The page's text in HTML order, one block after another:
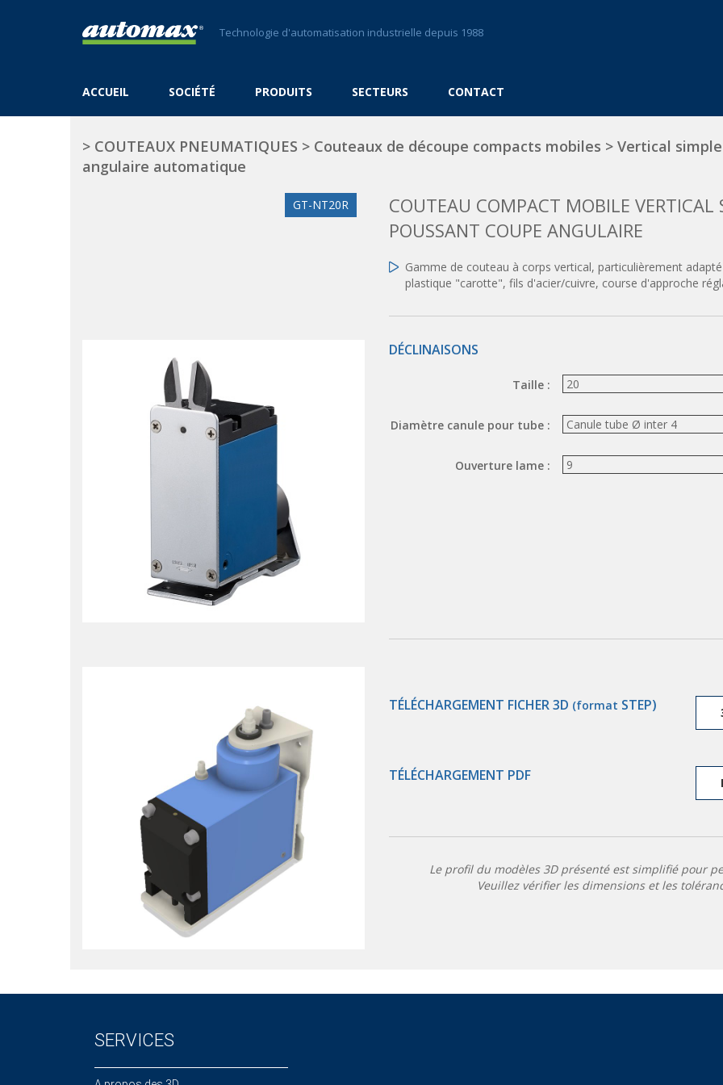
Technologie d'automatisation industrielle depuis 1988
ACCUEIL SOCIÉTÉ PRODUITS SECTEURS CONTACT
> COUTEAUX PNEUMATIQUES > Couteaux de découpe compacts mobiles > Vertical
angulaire automatique
GT-NT20R
COUTEAU COMPACT MOBILE VERTICAL
POUSSANT COUPE ANGULAIRE
Gamme de couteau à corps vertical, particulièrement
plastique "carotte", fils d'acier/cuivre, course d'approche
DÉCLINAISONS
Taille :
Diamètre canule pour tube :
Ouverture lame :
TÉLÉCHARGEMENT FICHER 3D (format STEP)
TÉLÉCHARGEMENT PDF
Le profil du modèles 3D présenté est simplifié pour
Veuillez vérifier les dimensions et les
SERVICES